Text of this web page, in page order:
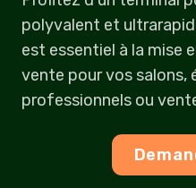
polyvalent et
est essentiel à la mise
vente pour vos salons,
professionnels ou